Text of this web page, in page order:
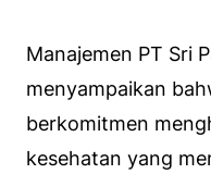
Manajemen PT Sri
menyampaikan
berkomitmen
kesehatan yang